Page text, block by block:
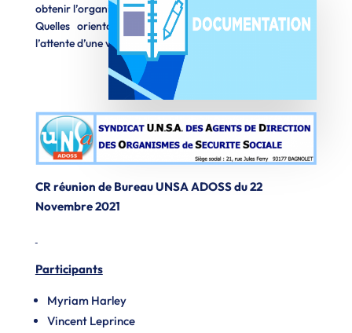
obtenir l’organisation de nouvelles élections à court terme.
Quelles orientations internes à l’UNSA ADOSS Dans
l’attente d’une visibilité sur […]
CR réunion de Bureau UNSA ADOSS du 22
Novembre 2021
Participants
Myriam Harley
Vincent Leprince